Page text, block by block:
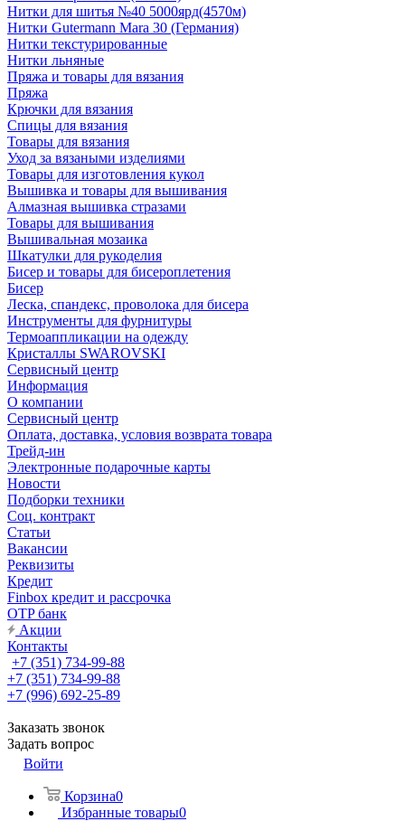
Нитки для шитья №40 5000ярд(4570м)
Нитки Gutermann Mara 30 (Германия)
Нитки текстурированные
Нитки льняные
Пряжа и товары для вязания
Пряжа
Крючки для вязания
Спицы для вязания
Товары для вязания
Уход за вязаными изделиями
Товары для изготовления кукол
Вышивка и товары для вышивания
Алмазная вышивка стразами
Товары для вышивания
Вышивальная мозаика
Шкатулки для рукоделия
Бисер и товары для бисероплетения
Бисер
Леска, спандекс, проволока для бисера
Инструменты для фурнитуры
Термоаппликации на одежду
Кристаллы SWAROVSKI
Сервисный центр
Информация
О компании
Сервисный центр
Оплата, доставка, условия возврата товара
Трейд-ин
Электронные подарочные карты
Новости
Подборки техники
Соц. контракт
Статьи
Вакансии
Реквизиты
Кредит
Finbox кредит и рассрочка
OTP банк
Акции
Контакты
+7 (351) 734-99-88
+7 (351) 734-99-88
+7 (996) 692-25-89
Заказать звонок
Задать вопрос
Войти
Корзина0
Избранные товары0